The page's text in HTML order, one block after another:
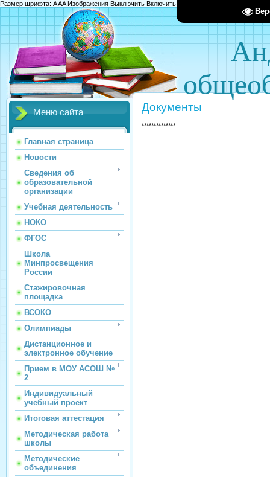
Размер шрифта: AAAИзображения Выключить Включить
Меню сайта
Главная страница
Новости
Сведения об
образовательной
организации
Учебная деятельность
НОКО
ФГОС
Школа
Минпросвещения
России
Стажировочная
площадка
ВСОКО
Олимпиады
Дистанционное и
электронное обучение
Прием в МОУ АСОШ №
2
Индивидуальный
учебный проект
Итоговая аттестация
Методическая работа
школы
Методические
объединения
Документы
**************